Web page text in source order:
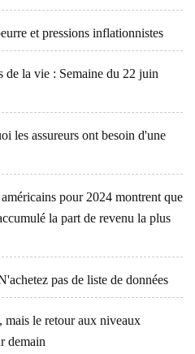
et pressions inflationnistes
de la vie : Semaine du 22 juin
les assureurs ont besoin d'une
pour 2024 montrent que
la part de revenu la plus
pas de liste de données
mais le retour aux niveaux
demain